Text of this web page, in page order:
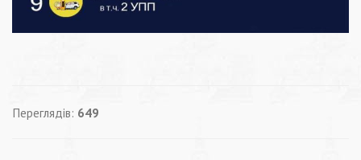
Переглядів: 649